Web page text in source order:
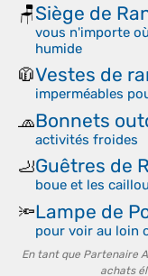
🪑Siège de
vous n'importe
humide
🧥Vestes de
imperméables
🧢Bonnets
activités froides
🦶Guêtres de
boue et les
🔦Lampe de
pour voir au loin
En tant que Partenaire
achats